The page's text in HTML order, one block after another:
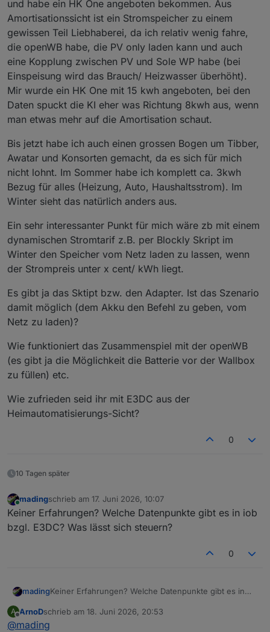
und habe ein HK One angeboten bekommen. Aus
Amortisationssicht ist ein Stromspeicher zu einem
gewissen Teil Liebhaberei, da ich relativ wenig fahre,
die openWB habe, die PV only laden kann und auch
eine Kopplung zwischen PV und Sole WP habe (bei
Einspeisung wird das Brauch/ Heizwasser überhöht).
Mir wurde ein HK One mit 15 kwh angeboten, bei den
Daten spuckt die KI eher was Richtung 8kwh aus, wenn
man etwas mehr auf die Amortisation schaut.
Bis jetzt habe ich auch einen grossen Bogen um Tibber,
Awatar und Konsorten gemacht, da es sich für mich
nicht lohnt. Im Sommer habe ich komplett ca. 3kwh
Bezug für alles (Heizung, Auto, Haushaltsstrom). Im
Winter sieht das natürlich anders aus.
Ein sehr interessanter Punkt für mich wäre zb mit einem
dynamischen Stromtarif z.B. per Blockly Skript im
Winter den Speicher vom Netz laden zu lassen, wenn
der Strompreis unter x cent/ kWh liegt.
Es gibt ja das Sktipt bzw. den Adapter. Ist das Szenario
damit möglich (dem Akku den Befehl zu geben, vom
Netz zu laden)?
Wie funktioniert das Zusammenspiel mit der openWB
(es gibt ja die Möglichkeit die Batterie vor der Wallbox
zu füllen) etc.
Wie zufrieden seid ihr mit E3DC aus der
Heimautomatisierungs-Sicht?
0
10 Tagen später
Online
madingschrieb am 17. Juni 2026, 10:07
zuletzt editiert von
Keiner Erfahrungen? Welche Datenpunkte gibt es in iob
bzgl. E3DC? Was lässt sich steuern?
0
madingKeiner Erfahrungen? Welche Datenpunkte gibt es in
A
Offline
ArnoDschrieb am 18. Juni 2026, 20:53
zuletzt editiert von
@mading